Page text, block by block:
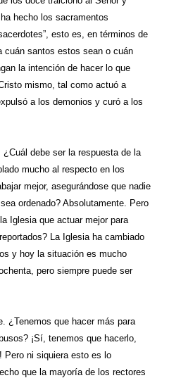
hecho los sacramentos
esto es, en términos de
cuán santos estos sean o cuán
la intención de hacer lo que
mismo, tal como actuó a
a los demonios y curó a los
debe ser la respuesta de la
mucho al respecto en los
mejor, asegurándose que nadie
ordenado? Absolutamente. Pero
Iglesia que actuar mejor para
La Iglesia ha cambiado
y hoy la situación es mucho
pero siempre puede ser
¿Tenemos que hacer más para
¡Sí, tenemos que hacerlo,
Pero ni siquiera esto es lo
que la mayoría de los rectores